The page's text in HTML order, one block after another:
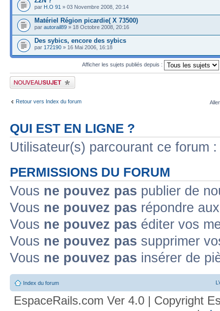
par H.O 91 » 03 Novembre 2008, 20:14
Matériel Région picardie( X 73500)
par autorail89 » 18 Octobre 2008, 20:16
Des sybics, encore des sybics
par 172190 » 16 Mai 2006, 16:18
Afficher les sujets publiés depuis :
Publier un nouveau sujet
Retour vers Index du forum
QUI EST EN LIGNE ?
Utilisateur(s) parcourant ce forum
PERMISSIONS DU FORUM
Vous ne pouvez pas publier de
Vous ne pouvez pas répondre
Vous ne pouvez pas éditer vos
Vous ne pouvez pas supprimer
Vous ne pouvez pas insérer de
Index du forum
EspaceRails.com Ver 4.0 | Copyright